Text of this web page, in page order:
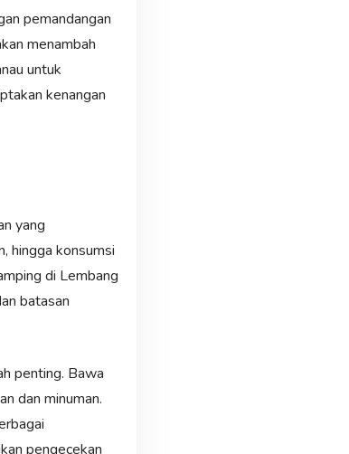
pemandangan
menambah
untuk
kenangan
yang
hingga konsumsi
di Lembang
batasan
penting. Bawa
dan minuman.
pengecekan